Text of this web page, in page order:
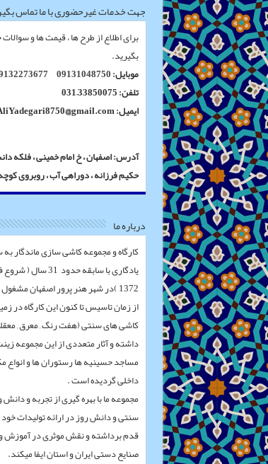
جهت خدمات غیرحضوری با ما تماس
برای اطلاع از طرح ها ، قیمت ها و
بگیرید.
موبایل:09131048750
تلفن: 33850075–031
ایمیل: AliYadegari8750@gmail.com
آدرس: اصفهان ، خ امام خمینی ، فلکه
حکیم فرزانه ، دوراهی آب ، روبروی کوچه
درباره ما
کارگاه و مجموعه کاشی سازی ماندگار
یادگاری با سابقه حدود
1372 )در شهر هنر پرور اصفهان مشغول فعالیت می باشد .
از زمان تاسیس تا کنون این کارگاه در
کاشی های سنتی (هفت رنگ , معرق ,
داشته و آثار متعددی از این مجموعه
مساجد حسینیه ها رستوران ها و انواع
داخلی گردیده است .
مجموعه ما با بهره گیری از تجربه و
سنتی و دانش روز در ارائه تولیدات
قدم برداشته و نقش موثری در آموزش و
صنایع دستی ایران و استان ایفا میکند.